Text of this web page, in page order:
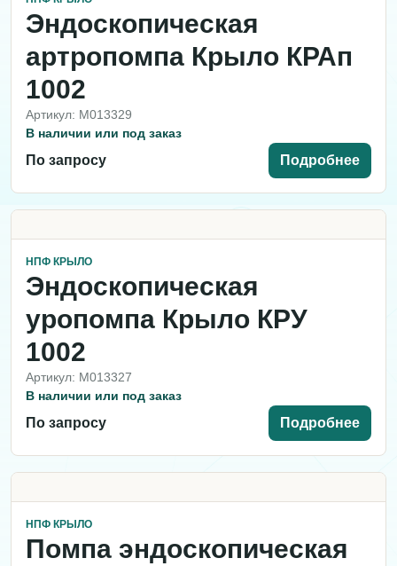
Эндоскопическая
артропомпа Крыло КРАп
1002
Артикул: M013329
В наличии или под заказ
По запросу Подробнее
НПФ КРЫЛО
Эндоскопическая
уропомпа Крыло КРУ
1002
Артикул: M013327
В наличии или под заказ
По запросу Подробнее
НПФ КРЫЛО
Помпа эндоскопическая